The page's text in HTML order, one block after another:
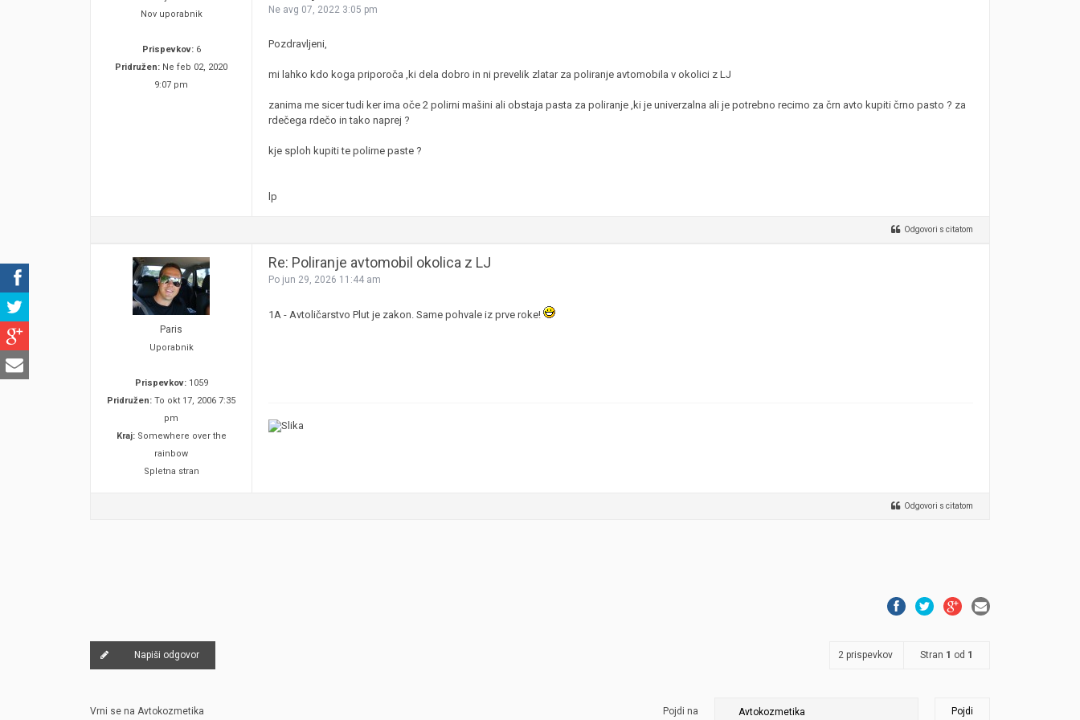
JERNEJ BOLKA
Nov uporabnik
Prispevkov:6
Pridružen: Ne feb 02, 2020
9:07 pm
Ne avg 07, 2022 3:05 pm
Pozdravljeni,
mi lahko kdo koga priporoča ,ki dela dobro in ni prevelik zlatar za poliranje avtomobila v okolici z LJ
zanima me sicer tudi ker ima oče 2 polirni mašini ali obstaja pasta za poliranje ,ki je univerzalna ali je potrebno recimo za črn avto kupiti črno pasto ? za
rdečega rdečo in tako naprej ?
kje sploh kupiti te polirne paste ?
lp
Odgovori s citatom
Paris
Uporabnik
Prispevkov:1059
Pridružen: To okt 17, 2006 7:35
pm
Kraj:Somewhere over the
rainbow
Spletna stran
Re: Poliranje avtomobil okolica z LJ
Po jun 29, 2026 11:44 am
1A - Avtoličarstvo Plut je zakon. Same pohvale iz prve roke!
Odgovori s citatom
Napiši odgovor 2 prispevkov Stran 1 od 1
Vrni se na Avtokozmetika Pojdi na Pojdi